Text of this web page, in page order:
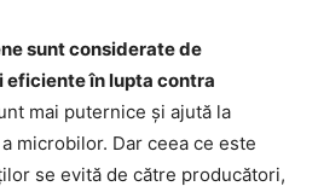
sunt considerate de
în lupta contra
mai puternice și ajută la
microbilor. Dar ceea ce este
se evită de către producători,